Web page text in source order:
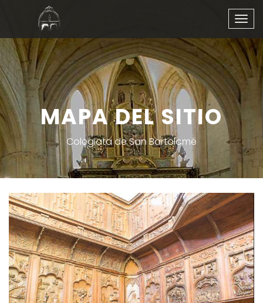
MAPA DEL SITIO
Colegiata de San Bartolomé